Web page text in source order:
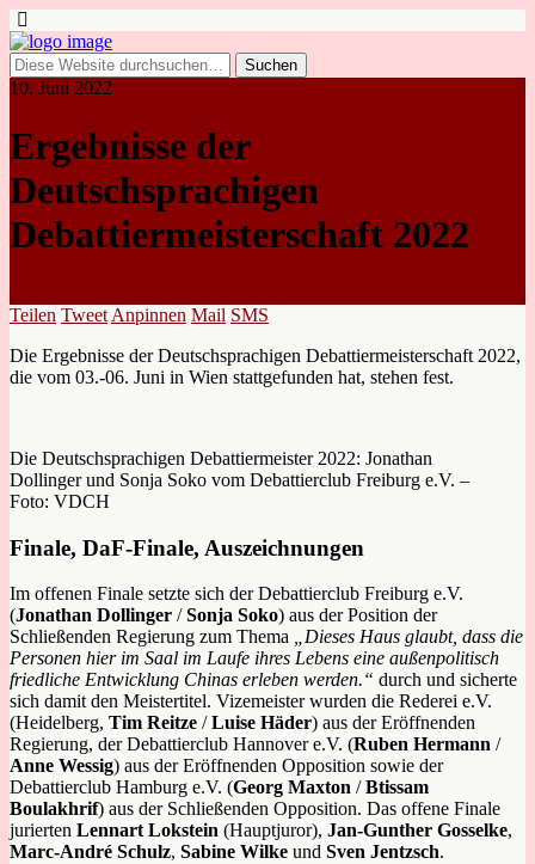
10. Juni 2022
Ergebnisse der
Deutschsprachigen
Debattiermeisterschaft 2022
Teilen Tweet Anpinnen Mail SMS
Die Ergebnisse der Deutschsprachigen Debattiermeisterschaft 2022,
die vom 03.-06. Juni in Wien stattgefunden hat, stehen fest.
Die Deutschsprachigen Debattiermeister 2022: Jonathan
Dollinger und Sonja Soko vom Debattierclub Freiburg e.V. –
Foto: VDCH
Finale, DaF-Finale, Auszeichnungen
Im offenen Finale setzte sich der Debattierclub Freiburg e.V.
(Jonathan Dollinger /Sonja Soko) aus der Position der
Schließenden Regierung zum Thema
„Dieses Haus glaubt, dass die
Personen hier im Saal im Laufe ihres Lebens eine außenpolitisch
friedliche Entwicklung Chinas erleben werden.“ durch und sicherte
sich damit den Meistertitel. Vizemeister wurden die Rederei e.V.
(Heidelberg, Tim Reitze /Luise Häder) aus der Eröffnenden
Regierung, der Debattierclub Hannover e.V. (Ruben Hermann /
Anne Wessig) aus der Eröffnenden Opposition sowie der
Debattierclub Hamburg e.V. (Georg Maxton /Btissam
Boulakhrif) aus der Schließenden Opposition. Das offene Finale
jurierten Lennart Lokstein (Hauptjuror), Jan-Gunther Gosselke,
Marc-André Schulz, Sabine Wilke und Sven Jentzsch.